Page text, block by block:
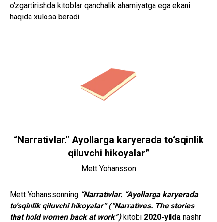
o‘zgartirishda kitoblar qanchalik ahamiyatga ega ekani
haqida xulosa beradi.
“Narrativlar." Ayollarga karyerada to‘sqinlik
qiluvchi hikoyalar”
Mett Yohansson
Mett Yohanssonning “Narrativlar. “Ayollarga karyerada
to‘sqinlik qiluvchi hikoyalar” (“Narratives. The stories
that hold women back at work”)kitobi 2020-yilda nashr